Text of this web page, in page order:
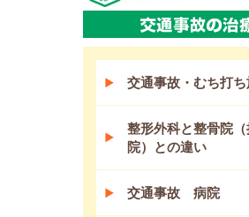
交通事故・むち打
整形外科と整骨院
院）との違い
交通事故 病院